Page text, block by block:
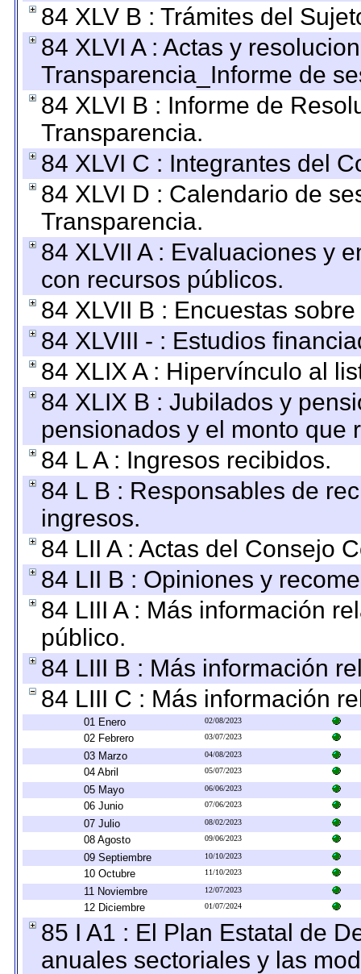
84 XLV B : Trámites del
84 XLVI A : Actas y
Transparencia_Informe de
84 XLVI B : Informe de
Transparencia.
84 XLVI C : Integrantes del
84 XLVI D : Calendario de
Transparencia.
84 XLVII A : Evaluaciones y
con recursos públicos.
84 XLVII B : Encuestas
84 XLVIII - : Estudios
84 XLIX A : Hipervínculo al
84 XLIX B : Jubilados y
pensionados y el monto que
84 L A : Ingresos recibidos.
84 L B : Responsables de
ingresos.
84 LII A : Actas del Consejo
84 LII B : Opiniones y
84 LIII A : Más información
público.
84 LIII B : Más información
84 LIII C : Más información
01 Enero 02/08/2023
02 Febrero 03/07/2023
03 Marzo 04/08/2023
04 Abril 05/07/2023
05 Mayo 06/06/2023
06 Junio 07/06/2023
07 Julio 08/02/2023
08 Agosto 09/06/2023
09 Septiembre 10/10/2023
10 Octubre 11/10/2023
11 Noviembre 12/07/2023
12 Diciembre 01/07/2024
85 I A1 : El Plan Estatal de
anuales sectoriales y las